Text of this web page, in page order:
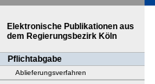
Elektronische Publikationen aus
dem Regierungsbezirk Köln
Pflichtabgabe
Ablieferungsverfahren